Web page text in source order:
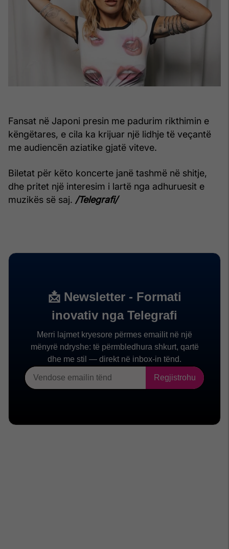
Fansat në Japoni presin me padurim rikthimin e
këngëtares, e cila ka krijuar një lidhje të veçantë
me audiencën aziatike gjatë viteve.
Biletat për këto koncerte janë tashmë në shitje,
dhe pritet një interesim i lartë nga adhuruesit e
muzikës së saj. /Telegrafi/